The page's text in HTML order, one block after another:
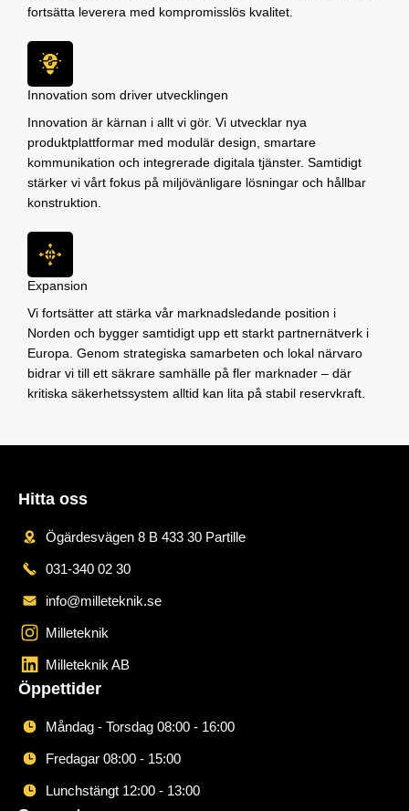
fortsätta leverera med kompromisslös kvalitet.
Innovation som driver utvecklingen
Innovation är kärnan i allt vi gör. Vi utvecklar nya
produktplattformar med modulär design, smartare
kommunikation och integrerade digitala tjänster. Samtidigt
stärker vi vårt fokus på miljövänligare lösningar och hållbar
konstruktion.
Expansion
Vi fortsätter att stärka vår marknadsledande position i
Norden och bygger samtidigt upp ett starkt partnernätverk i
Europa. Genom strategiska samarbeten och lokal närvaro
bidrar vi till ett säkrare samhälle på fler marknader – där
kritiska säkerhetssystem alltid kan lita på stabil reservkraft.
Hitta oss
Ögärdesvägen 8 B 433 30 Partille
031-340 02 30
info@milleteknik.se
Milleteknik
Milleteknik AB
Öppettider
Måndag - Torsdag 08:00 - 16:00
Fredagar 08:00 - 15:00
Lunchstängt 12:00 - 13:00